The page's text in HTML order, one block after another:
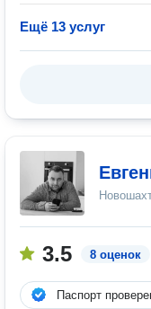
Ещё 13 услуг
3.5 8 оценок
Паспорт